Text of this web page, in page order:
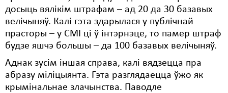
досыць вялікім штрафам – ад 20 да 30 базавых
велічыняў. Калі гэта здарылася у публічнай
прасторы – у СМІ ці ў інтэрнэце, то памер штраф
будзе яшчэ большы – да 100 базавых велічыняў.
Аднак зусім іншая справа, калі вядзецца пра
абразу міліцыянта. Гэта разглядаецца ўжо як
крымінальнае злачынства. Паводле